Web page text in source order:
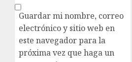
Guardar mi nombre, correo
electrónico y sitio web en
este navegador para la
próxima vez que haga un